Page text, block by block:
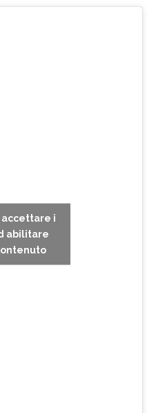
accettare i
abilitare